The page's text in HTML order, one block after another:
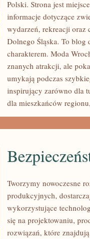
ŚWIDNICA
Polski. Strona jest
informacje dotyczące
wydarzeń, rekreacji oraz
Dolnego Śląska. To blog
charakterem. Moda
znanych atrakcji, ale
umykają podczas
inspirujący zarówno dla
dla mieszkańców
Tworzymy nowoczesne
produkcyjnych,
wykorzystujące
się na projektowaniu,
rozwiązań, które